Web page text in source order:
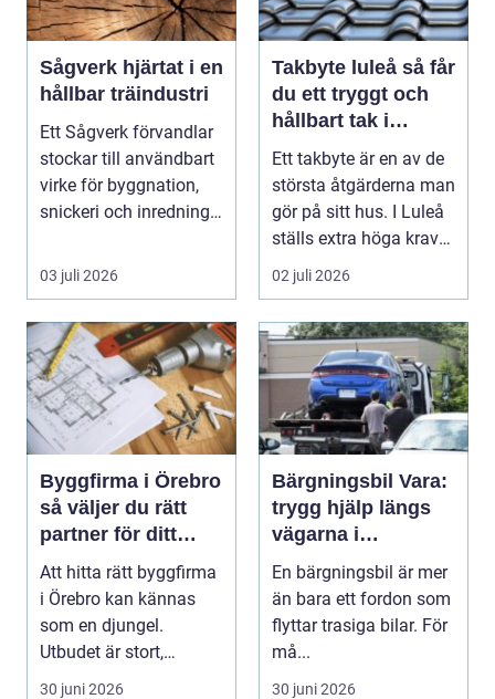
Sågverk hjärtat i en
hållbar träindustri
Ett Sågverk förvandlar
stockar till användbart
virke för byggnation,
snickeri och inredning.
03 juli 2026
Takbyte luleå så får
du ett tryggt och
hållbart tak i
norrbottniskt
klimat
Ett takbyte är en av de
största åtgärderna man
gör på sitt hus. I Luleå
ställs extra höga krav
på bå...
02 juli 2026
Byggfirma i Örebro
så väljer du rätt
partner för ditt
projekt
Att hitta rätt byggfirma
i Örebro kan kännas
som en djungel.
Utbudet är stort,
projekten ser olika u...
30 juni 2026
Bärgningsbil Vara:
trygg hjälp längs
vägarna i
skaraborg
En bärgningsbil är mer
än bara ett fordon som
flyttar trasiga bilar. För
må...
30 juni 2026